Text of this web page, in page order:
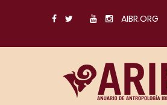
AIBR.ORG